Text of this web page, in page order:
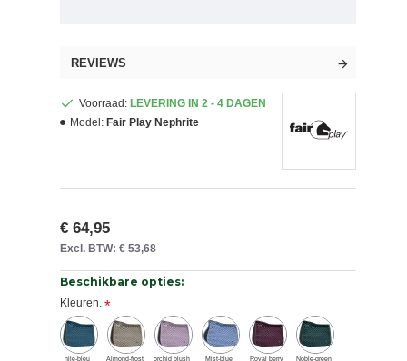
REVIEWS
Voorraad: LEVERING IN 2 - 4 DAGEN
Model: Fair Play Nephrite
€ 64,95
Excl. BTW: € 53,68
Beschikbare opties:
Kleuren.
nile-bleu Almond-frost orchid blush Mist-blue Royal berry Noble-green